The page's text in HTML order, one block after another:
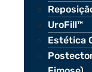
UroFill™
Estética